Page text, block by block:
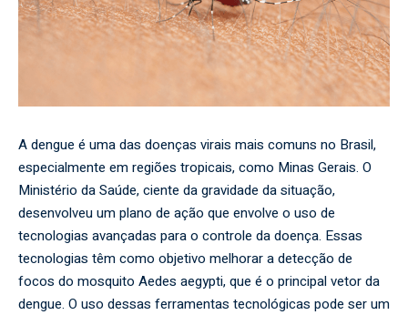
A dengue é uma das doenças virais mais comuns no Brasil,
especialmente em regiões tropicais, como Minas Gerais. O
Ministério da Saúde, ciente da gravidade da situação,
desenvolveu um plano de ação que envolve o uso de
tecnologias avançadas para o controle da doença. Essas
tecnologias têm como objetivo melhorar a detecção de
focos do mosquito Aedes aegypti, que é o principal vetor da
dengue. O uso dessas ferramentas tecnológicas pode ser um